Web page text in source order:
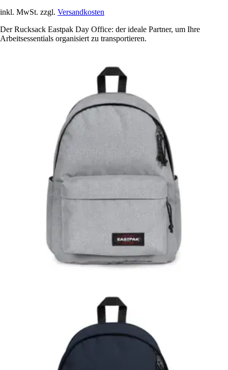
inkl. MwSt. zzgl. Versandkosten
Der Rucksack Eastpak Day Office: der ideale Partner, um Ihre
Arbeitsessentials organisiert zu transportieren.